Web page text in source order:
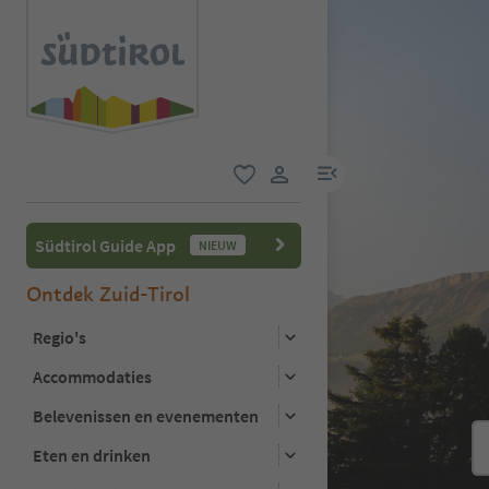
menulink
Südtirol Guide App NIEUW
Ontdek Zuid-Tirol
Regio's
Accommodaties
Belevenissen en evenementen
Eten en drinken